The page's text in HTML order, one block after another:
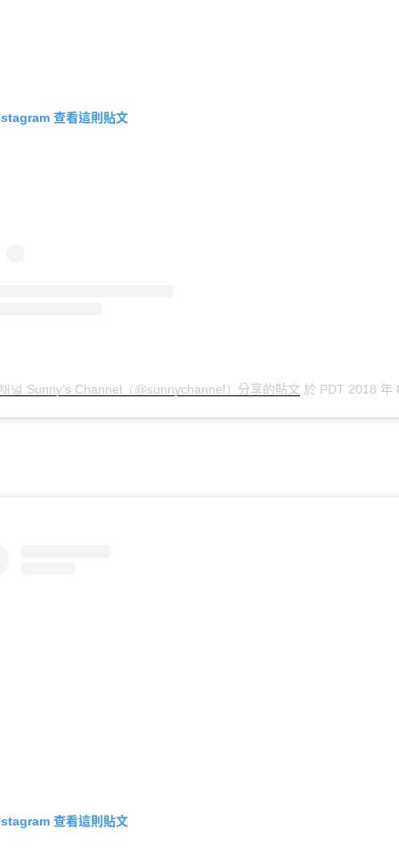
查看這則貼文
널 Sunny’s Channel（@sunnychannel） 分享的貼文 於 PDT 2018 年
查看這則貼文